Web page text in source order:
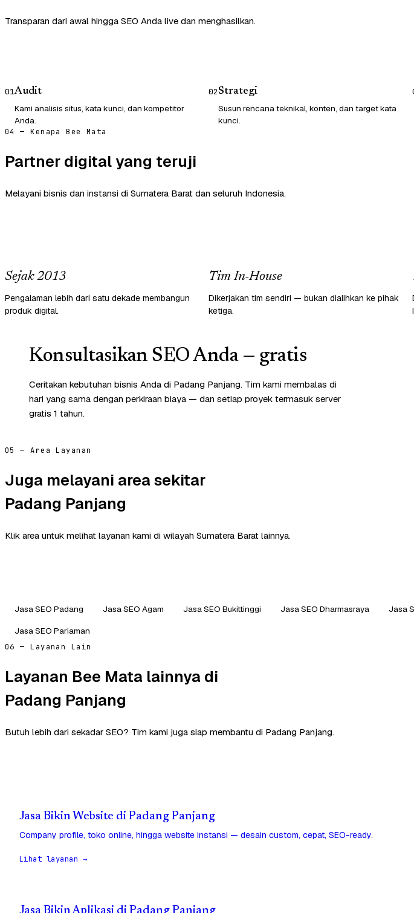
Transparan dari awal hingga SEO Anda live dan menghasilkan.
01Audit
Kami analisis situs, kata kunci, dan kompetitor
Anda.
02Strategi
Susun rencana teknikal, konten, dan target kata
kunci.
04 — Kenapa Bee Mata
Partner digital yang teruji
Melayani bisnis dan instansi di Sumatera Barat dan seluruh Indonesia.
Sejak 2013
Pengalaman lebih dari satu dekade membangun
produk digital.
Tim In-House
Dikerjakan tim sendiri — bukan dialihkan ke pihak
ketiga.
Konsultasikan SEO Anda — gratis
Ceritakan kebutuhan bisnis Anda di Padang Panjang. Tim kami membalas di
hari yang sama dengan perkiraan biaya — dan setiap proyek termasuk server
gratis 1 tahun.
05 — Area Layanan
Juga melayani area sekitar
Padang Panjang
Klik area untuk melihat layanan kami di wilayah Sumatera Barat lainnya.
Jasa SEO Padang Jasa SEO Agam Jasa SEO Bukittinggi Jasa SEO Dharmasraya Jasa
Jasa SEO Pariaman
06 — Layanan Lain
Layanan Bee Mata lainnya di
Padang Panjang
Butuh lebih dari sekadar SEO? Tim kami juga siap membantu di Padang Panjang.
Jasa Bikin Website di Padang Panjang
Company profile, toko online, hingga website instansi — desain custom, cepat, SEO-ready.
Lihat layanan →